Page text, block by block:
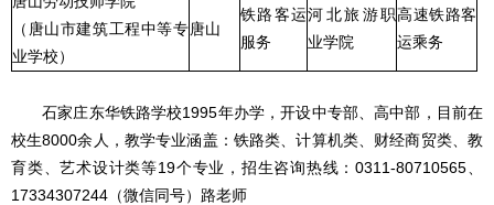
（唐山市建筑工程中等专
业学校）
唐山
铁路客运
服务
河北旅游职
业学院
高速铁路客
运乘务
石家庄东华铁路学校1995年办学，开设中专部、高中部，目前在
校生8000余人，教学专业涵盖：铁路类、计算机类、财经商贸类、教
育类、艺术设计类等19个专业，招生咨询热线：0311-80710565、
17334307244（微信同号）路老师